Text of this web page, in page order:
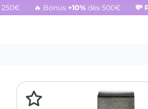
🔥 Bonus +10% dès 500€ 💸